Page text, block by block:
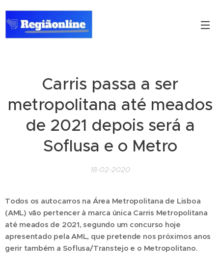
Carris passa a ser
metropolitana até meados
de 2021 depois será a
Soflusa e o Metro
18-02-2020
Todos os autocarros na Área Metropolitana de Lisboa
(AML) vão pertencer à marca única Carris Metropolitana
até meados de 2021, segundo um concurso hoje
apresentado pela AML, que pretende nos próximos anos
gerir também a Soflusa/Transtejo e o Metropolitano.